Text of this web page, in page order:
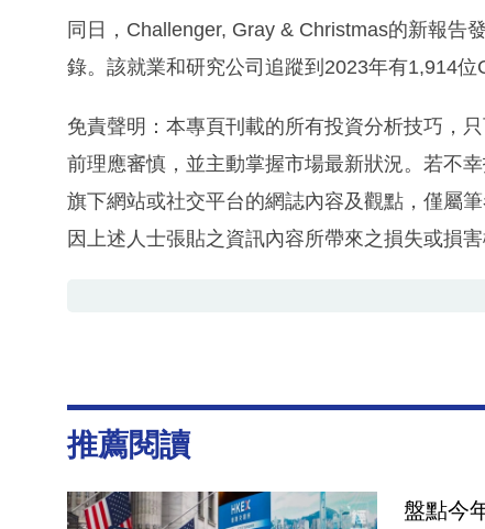
同日，Challenger, Gray & Christmas的新報告
錄。該就業和研究公司追蹤到2023年有1,914位
免責聲明：本專頁刊載的所有投資分析技巧，
前理應審慎，並主動掌握市場最新狀況。若不
旗下網站或社交平台的網誌內容及觀點，僅屬
因上述人士張貼之資訊內容所帶來之損失或損害
推薦閱讀
盤點今